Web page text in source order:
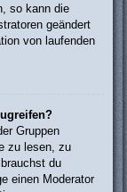
so kann die
geändert
von laufenden
Gruppen
zu lesen, zu
du
einen Moderator